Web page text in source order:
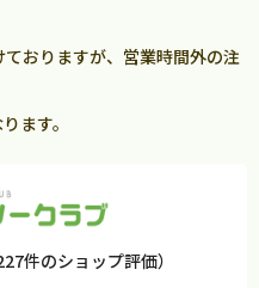
おりますが、営業時間外の注
ます。
227件のショップ評価）